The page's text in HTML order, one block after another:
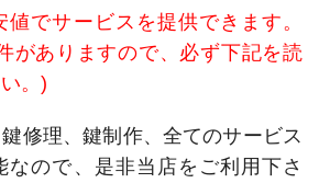
でサービスを提供できます。
がありますので、必ず下記を読
。)
修理、鍵制作、全てのサービス
なので、是非当店をご利用下さ